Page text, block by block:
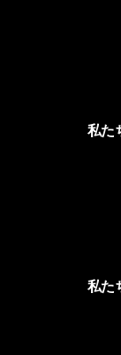
私た
私た